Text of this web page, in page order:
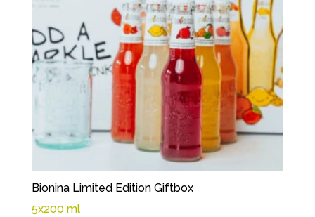
Bionina Limited Edition Giftbox
5x200 ml